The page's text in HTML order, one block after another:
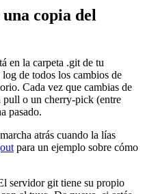
copia del
en la carpeta .git de tu
de todos los cambios de
Cada vez que cambias de
pull o un cherry-pick (entre
pasado.
atrás cuando la lías
para un ejemplo sobre cómo
servidor git tiene su propio